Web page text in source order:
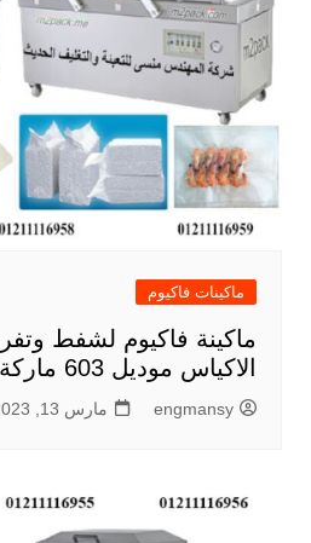
ماكينات فاكيوم
ماكينة فاكيوم لشفط
الاكياس موديل 603 ماركة المهندس منسى
engmansy مارس 13, 2023